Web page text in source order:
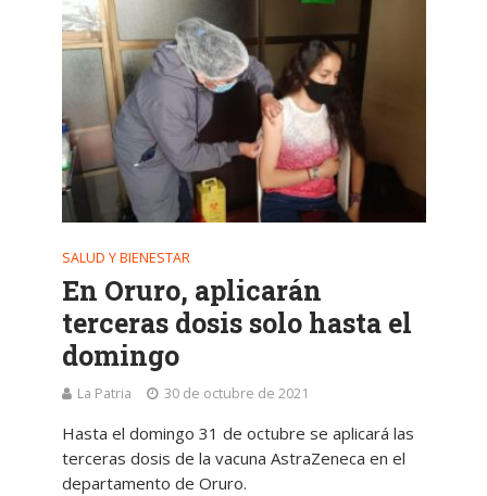
SALUD Y BIENESTAR
En Oruro, aplicarán
terceras dosis solo hasta el
domingo
La Patria 30 de octubre de 2021
Hasta el domingo 31 de octubre se aplicará las
terceras dosis de la vacuna AstraZeneca en el
departamento de Oruro.